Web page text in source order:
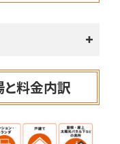
料金内訳